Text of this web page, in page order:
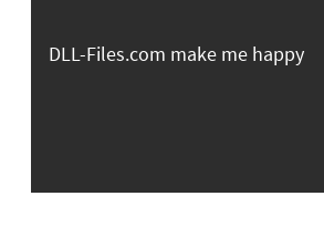
DLL-Files.com make me happy